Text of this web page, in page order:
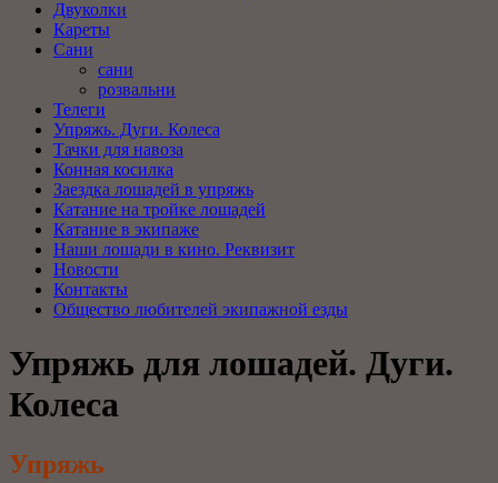
Двуколки
Кареты
Сани
сани
розвальни
Телеги
Упряжь. Дуги. Колеса
Тачки для навоза
Конная косилка
Заездка лошадей в упряжь
Катание на тройке лошадей
Катание в экипаже
Наши лошади в кино. Реквизит
Новости
Контакты
Общество любителей экипажной езды
Упряжь для лошадей. Дуги.
Колеса
Упряжь